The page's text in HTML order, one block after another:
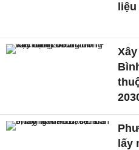
lấy